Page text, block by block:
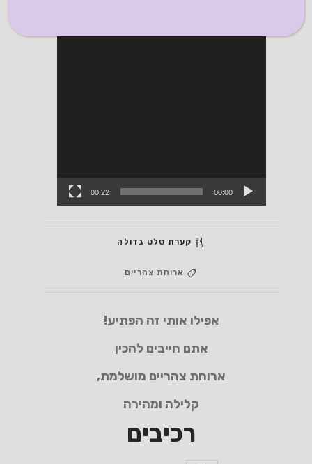
00:00
00:22
קערת סלט גדולה
ארוחת צהריים
אפילו אותי זה הפתיע!
אתם חייבים להכין
ארוחת צהריים מושלמת,
קלילה ומהירה
רכיבים